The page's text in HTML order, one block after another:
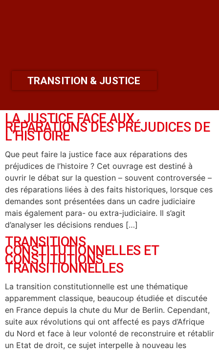
TRANSITION & JUSTICE
LA JUSTICE FACE AUX
RÉPARATIONS DES PRÉJUDICES DE
L’HISTOIRE
Que peut faire la justice face aux réparations des
préjudices de l’histoire ? Cet ouvrage est destiné à
ouvrir le débat sur la question – souvent controversée –
des réparations liées à des faits historiques, lorsque ces
demandes sont présentées dans un cadre judiciaire
mais également para- ou extra-judiciaire. Il s’agit
d’analyser les décisions rendues […]
TRANSITIONS
CONSTITUTIONNELLES ET
CONSTITUTIONS
TRANSITIONNELLES
La transition constitutionnelle est une thématique
apparemment classique, beaucoup étudiée et discutée
en France depuis la chute du Mur de Berlin. Cependant,
suite aux révolutions qui ont affecté es pays d’Afrique
du Nord et face à leur volonté de reconstruire et rétablir
un Etat de droit, ce sujet interpelle à nouveau les